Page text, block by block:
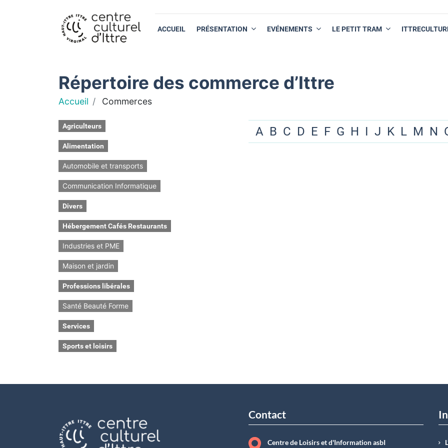
ACCUEIL PRÉSENTATION EVÉNEMENTS LE PETIT TRAM
Répertoire des commerce d’Ittre
Accueil Commerces
Agriculteurs
Alimentation
Automobile et transports
Communication Informatique
Divers
Hébergement Cafés Restaurants
Industries et PME
Maison et jardin
Professions libérales
Santé Beauté Forme
Services
Sports et loisirs
A B C D E F G H I J K L M N
Contact
Centre de Loisirs et d'Information asbI